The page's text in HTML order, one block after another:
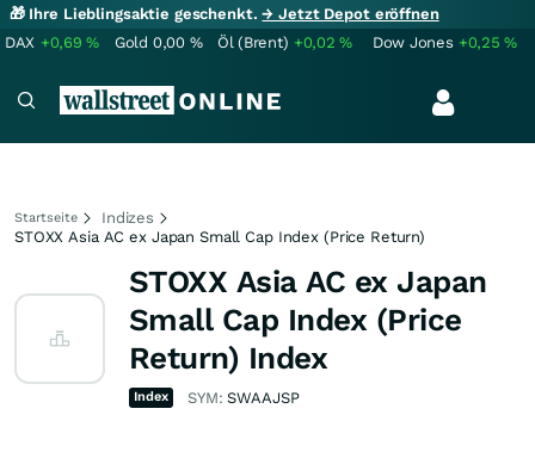
🎁 Ihre Lieblingsaktie geschenkt.→ Jetzt Depot eröffnen
DAX +0,69% Gold 0,00 % Öl (Brent) +0,02% Dow Jones +0,25%
Startseite
Indizes
STOXX Asia AC ex Japan Small Cap Index (Price Return)
STOXX Asia AC ex Japan
Small Cap Index (Price
Return) Index
Index SYM:SWAAJSP